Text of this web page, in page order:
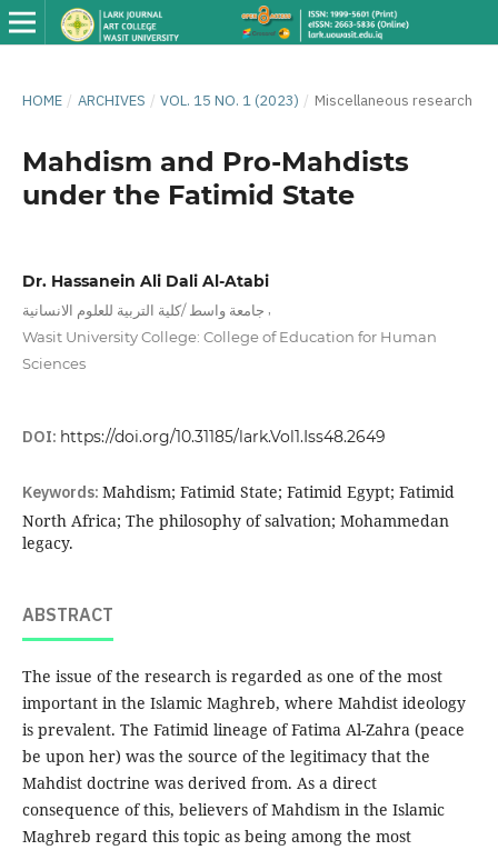
HOME / ARCHIVES / VOL. 15 NO. 1 (2023) / Miscellaneous research
Mahdism and Pro-Mahdists
under the Fatimid State
Dr. Hassanein Ali Dali Al-Atabi
جامعة واسط /كلية التربية للعلوم الانسانية
Wasit University College: College of Education for Human
Sciences
DOI: https://doi.org/10.31185/lark.Vol1.Iss48.2649
Keywords: Mahdism; Fatimid State; Fatimid Egypt; Fatimid
North Africa; The philosophy of salvation; Mohammedan
legacy.
ABSTRACT
The issue of the research is regarded as one of the most
important in the Islamic Maghreb, where Mahdist ideology
is prevalent. The Fatimid lineage of Fatima Al-Zahra (peace
be upon her) was the source of the legitimacy that the
Mahdist doctrine was derived from. As a direct
consequence of this, believers of Mahdism in the Islamic
Maghreb regard this topic as being among the most